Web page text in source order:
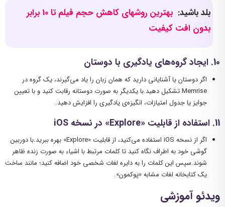
بلد باشید:
بهترین روشهای کاهش حجم فیلم تا 10 برابر
بدون افت کیفیت
10. ایجاد گروه‌های یادگیری با دوستان
اگر دوستان یا آشنایانی دارید که همان زبان را یاد می‌گیرند، یک گروه در
Memrise تشکیل دهید.با یکدیگر به صورت دوستانه رقابت کنید و با تعیین
جوایز یا جدول امتیازات، انگیزه‌ی یادگیری را افزایش دهید.
11. استفاده از قابلیت «Explore» در نسخه
اگر از نسخه iOS استفاده می‌کنید، از قابلیت «Explore» بهره ببرید.با دوربین
گوشی خود به اطراف نگاه کنید تا کلمات مرتبط با اشیاء به صورت زنده ظاهر
شوند.سپس این کلمات را به دایره لغات شخصی خود اضافه کنید؛ مانند ساخت
یک کتابخانه لغات مشابه «پوکمون».
ویدئو آموزشی